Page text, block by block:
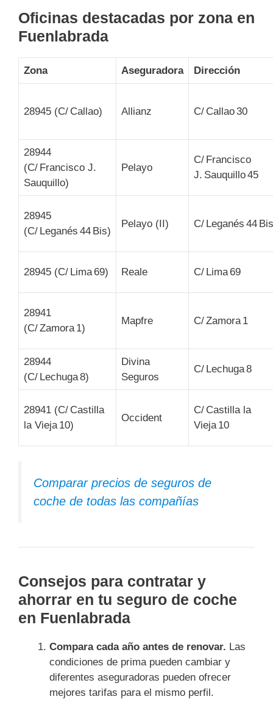
Oficinas destacadas por zona en
Fuenlabrada
Zona Aseguradora Dirección
28945 (C/ Callao) Allianz C/ Callao 30
28944
(C/ Francisco J.
Sauquillo)
Pelayo
C/ Francisco
J. Sauquillo 45
28945
(C/ Leganés 44 Bis)
Pelayo (II) C/ Leganés 44 Bis
28945 (C/ Lima 69) Reale C/ Lima 69
28941
(C/ Zamora 1)
Mapfre C/ Zamora 1
28944
(C/ Lechuga 8)
Divina
Seguros
C/ Lechuga 8
28941 (C/ Castilla
la Vieja 10)
Occident
C/ Castilla la
Vieja 10
Comparar precios de seguros de
coche de todas las compañías
Consejos para contratar y
ahorrar en tu seguro de coche
en Fuenlabrada
Compara cada año antes de renovar. Las
condiciones de prima pueden cambiar y
diferentes aseguradoras pueden ofrecer
mejores tarifas para el mismo perfil.